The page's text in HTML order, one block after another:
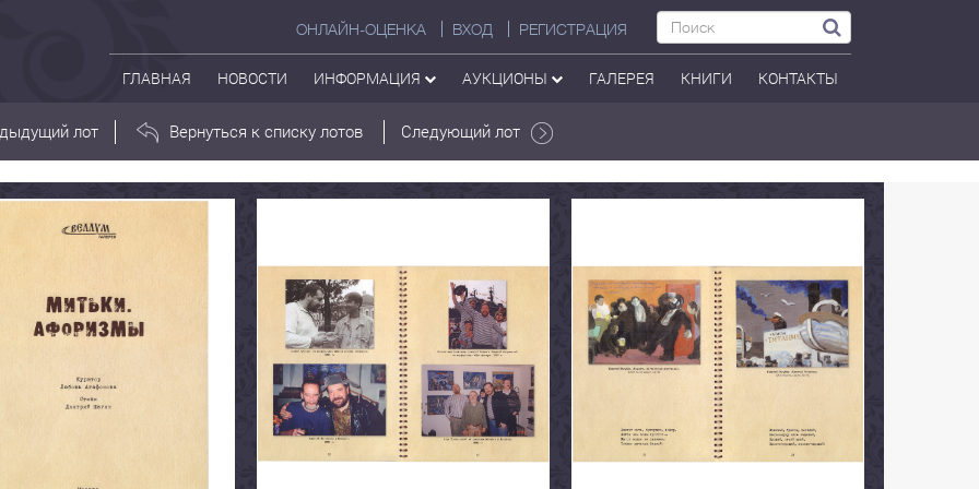
ОНЛАЙН-ОЦЕНКА ВХОД РЕГИСТРАЦИЯ
ГЛАВНАЯ НОВОСТИ ИНФОРМАЦИЯ АУКЦИОНЫ ГАЛЕРЕЯ КНИГИ КОНТАКТЫ
лот Вернуться к списку лотов Следующий лот